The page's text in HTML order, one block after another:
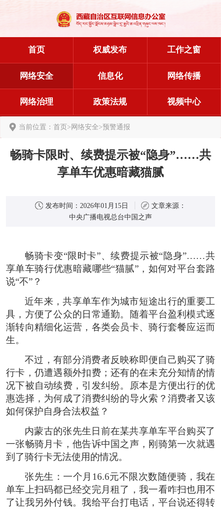
首页 权威发布 工作之窗
网络安全 信息化 网络传播
网络治理 政策法规 视频中心
当前位置： 首页>网络安全>预警通报
畅骑卡限时、续费提示被“隐身”……共
享单车优惠暗藏猫腻
发布时间： 2026年01月15日
文章来源：
中央广播电视总台中国之声
畅骑卡变“限时卡”、续费提示被“隐身”……共
享单车骑行优惠暗藏哪些“猫腻”，如何对平台套路
说“不”？
近年来，共享单车作为城市短途出行的重要工
具，方便了公众的日常通勤。随着平台盈利模式逐
渐转向精细化运营，各类会员卡、骑行套餐应运而
生。
不过，有部分消费者反映称即便自己购买了骑
行卡，仍遭遇额外扣费；还有的在未充分知情的情
况下被自动续费，引发纠纷。原本是方便出行的优
惠选择，为何成了消费纠纷的导火索？消费者又该
如何保护自身合法权益？
内蒙古的张先生日前在某共享单车平台购买了
一张畅骑月卡，他告诉中国之声，刚骑第一次就遇
到了骑行卡无法使用的情况。
张先生：一个月16.6元不限次数随便骑，我在
单车上扫码都已经交完月租了，我一看咋扫也用不
了让我另外付钱。我给平台打电话，平台说还得转